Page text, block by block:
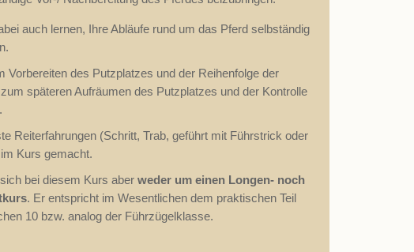
auch lernen, Ihre Abläufe rund um das Pferd selbständig
Vorbereiten des Putzplatzes und der Reihenfolge der
späteren Aufräumen des Putzplatzes und der Kontrolle
Reiterfahrungen (Schritt, Trab, geführt mit Führstrick oder
Kurs gemacht.
bei diesem Kurs aber weder um einen Longen- noch
. Er entspricht im Wesentlichen dem praktischen Teil
10 bzw. analog der Führzügelklasse.